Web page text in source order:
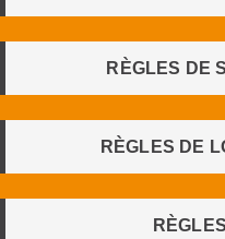
RÈGLES DE
RÈGLES DE